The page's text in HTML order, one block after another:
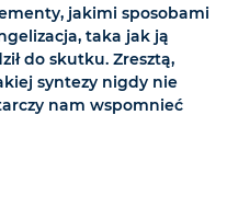
jakimi sposobami
taka jak ją
do skutku. Zresztą,
syntezy nigdy nie
nam wspomnieć